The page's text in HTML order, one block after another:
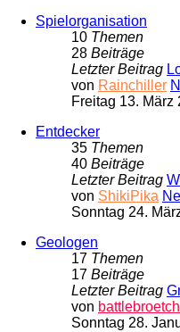
Spielorganisation
10 Themen
28 Beiträge
Letzter Beitrag
von Rainchiller
Freitag 13. März
Entdecker
35 Themen
40 Beiträge
Letzter Beitrag
von ShikiPika
Sonntag 24.
Geologen
17 Themen
17 Beiträge
Letzter Beitrag
von
Sonntag 28.